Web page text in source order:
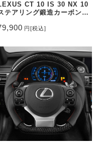
CT 10 IS 30 NX 10
テアリング鍛造カーボン&
無し CEEHOR-392_FOC
円[税込]